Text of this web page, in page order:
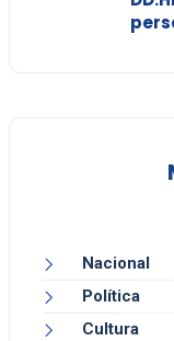
Nacional
Política
Cultura